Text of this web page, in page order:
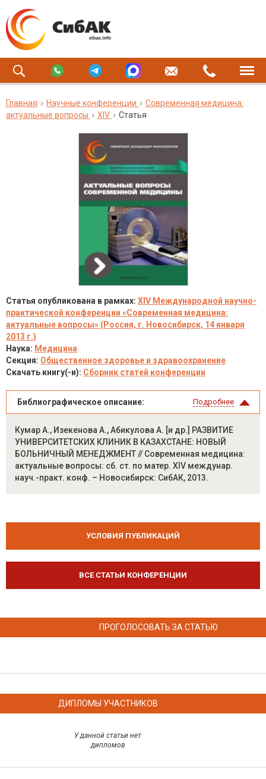
Главная Научные конференции
Современная медицина:
актуальные вопросы
XIV Статья
Статья опубликована в рамках: XIV Международной научно-
практической конференции «Современная медицина:
актуальные вопросы» (Россия, г. Новосибирск, 14 января
2013 г.)
Наука: Медицина
Секция: Общественное здоровье и здравоохранение
Скачать книгу(-и): Сборник статей конференции
Библиографическое описание: Подробнее
Кумар А., Изекенова А., Абикулова А. [и др.] РАЗВИТИЕ
УНИВЕРСИТЕТСКИХ КЛИНИК В КАЗАХСТАНЕ: НОВЫЙ
БОЛЬНИЧНЫЙ МЕНЕДЖМЕНТ // Современная медицина:
актуальные вопросы: сб. ст. по матер. XIV междунар.
науч.-практ. конф. – Новосибирск: СибАК, 2013.
УСЛОВИЯ ПУБЛИКАЦИЙ
ВСЕ СТАТЬИ КОНФЕРЕНЦИИ
ПРОГОЛОСОВАТЬ ЗА СТАТЬЮ
ДИПЛОМЫ УЧАСТНИКОВ
У данной статьи нет
дипломов